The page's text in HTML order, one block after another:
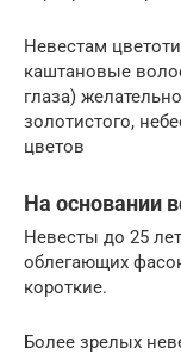
Невестам
каштановые
глаза)
золотистого,
цветов
На основании
Невесты до 25
облегающих
короткие.
Более зрелых